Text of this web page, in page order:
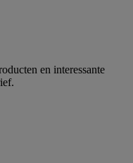
en interessante